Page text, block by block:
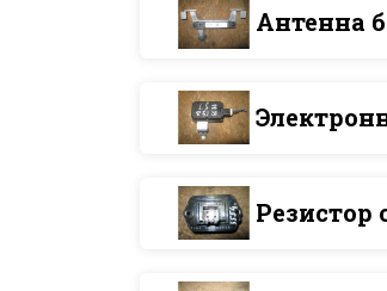
Антенна
Резистор